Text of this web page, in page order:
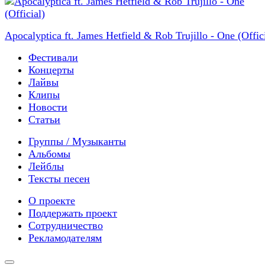
Apocalyptica ft. James Hetfield & Rob Trujillo - One
Фестивали
Концерты
Лайвы
Клипы
Новости
Статьи
Группы / Музыканты
Альбомы
Лейблы
Тексты песен
О проекте
Поддержать проект
Сотрудничество
Рекламодателям